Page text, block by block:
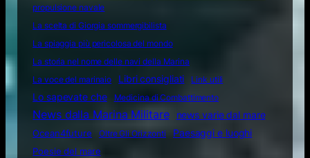
propulsione navale
La scelta di Giorgia sommergibilista
La spiaggia più pericolosa del mondo
La storia nel nome delle navi della Marina
La voce del marinaio
Libri consigliati Link utili
Lo sapevate che Medicina di Combattimento
News dalla Marina Militare
news varie dal mare
Ocean4future
Oltre Gli Orizzonti
Paesaggi e luoghi
Poesie del mare